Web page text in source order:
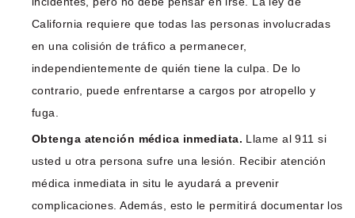
California requiere que todas las personas involucradas
en una colisión de tráfico a permanecer,
independientemente de quién tiene la culpa. De lo
contrario, puede enfrentarse a cargos por atropello y
fuga.
Obtenga atención médica inmediata. Llame al 911 si
usted u otra persona sufre una lesión. Recibir atención
médica inmediata in situ le ayudará a prevenir
complicaciones. Además, esto le permitirá documentar los